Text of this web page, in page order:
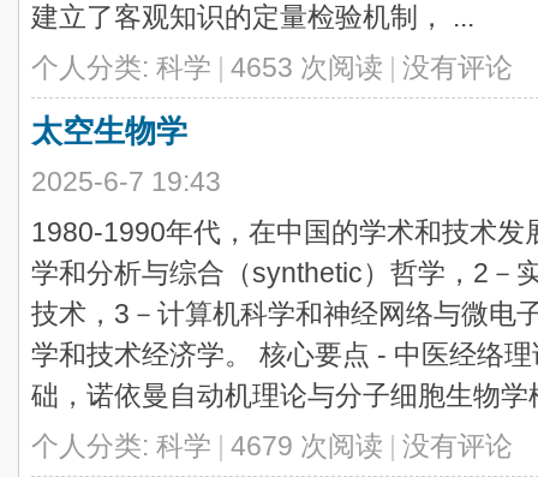
建立了客观知识的定量检验机制， ...
个人分类: 科学 | 4653 次阅读 | 没有评论
太空生物学
2025-6-7 19:43
1980-1990年代，在中国的学术和技术
学和分析与综合（synthetic）哲学，2－
技术，3－计算机科学和神经网络与微电
学和技术经济学。 核心要点 - 中医经络
础，诺依曼自动机理论与分子细胞生物学
个人分类: 科学 | 4679 次阅读 | 没有评论